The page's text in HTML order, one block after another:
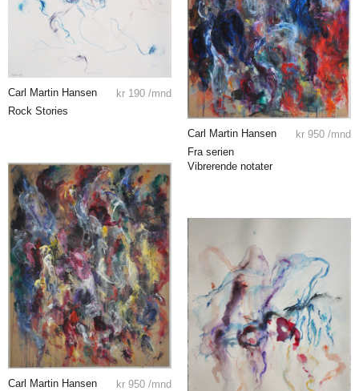
Carl Martin Hansen
Rock Stories
kr 190 /mnd
Carl Martin Hansen
Fra serien
Vibrerende notater
kr 950 /mnd
Carl Martin Hansen
kr 950 /mnd